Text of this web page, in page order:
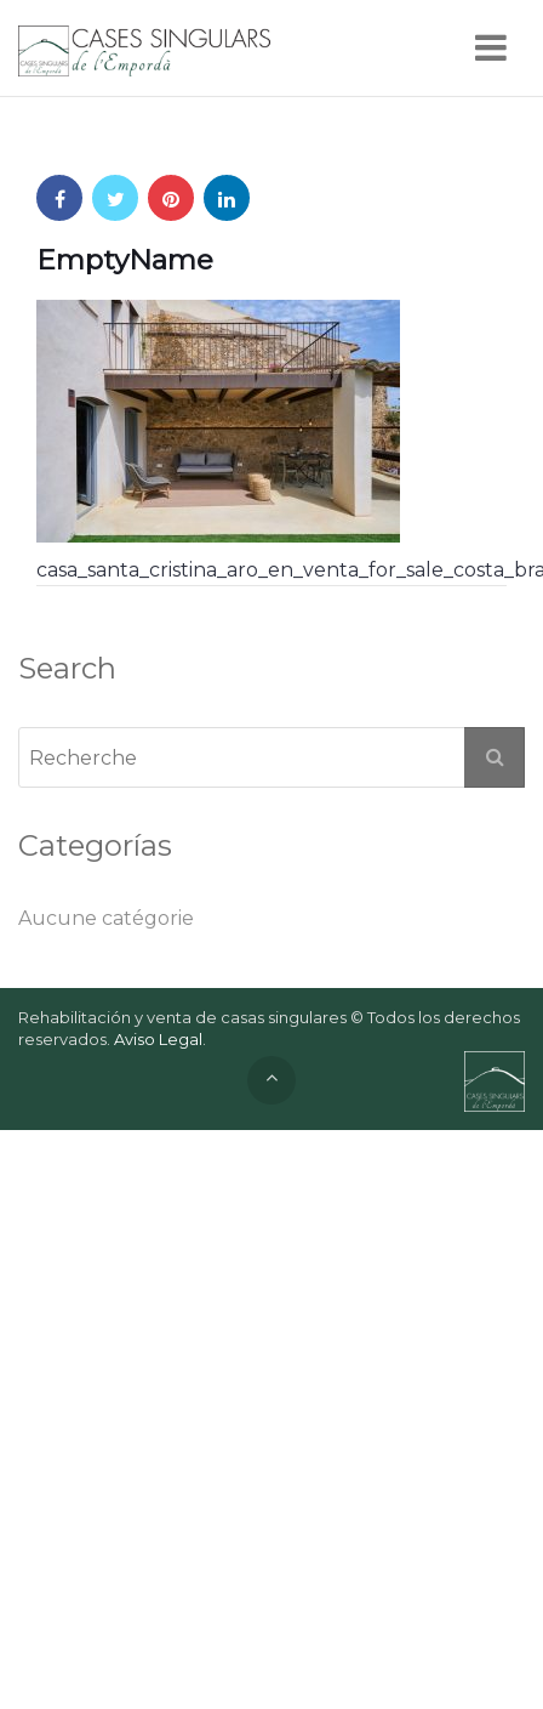
EmptyName
Search
Categorías
Aucune catégorie
Rehabilitación y venta de casas singulares © Todos los derechos
reservados. Aviso Legal